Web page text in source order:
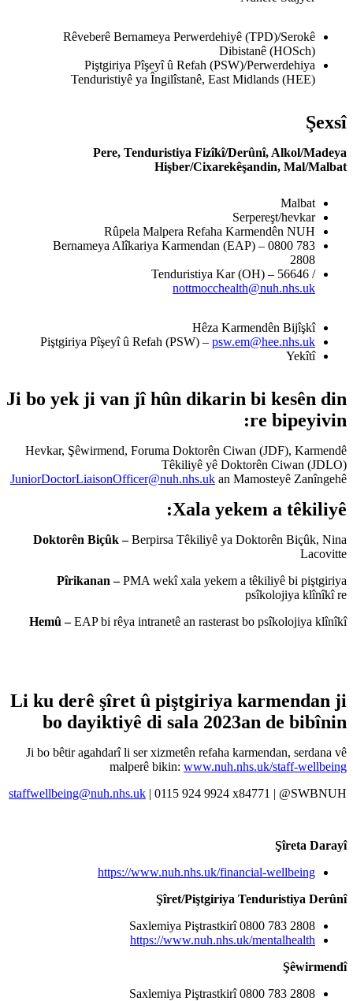
Rêveberê
Piştgiriya Pîşeyî
Tenduristiyê ya
Pere,
Rûpela
Bernameya Alîkariya
Piştgiriya Pîşeyî û Refah
Ji bo yek ji van jî
Hevkar, Şêwirmend,
Doktorên Biçûk –Berpirsa
Pîrikanan –PMA wekî
Hemû –EAP bi rêya
Li ku derê şîret û
bo dayiktiyê di
Ji bo bêtir agahdarî li ser
malperê
staffwellbeing@nuh.nhs.uk|
https://
https://